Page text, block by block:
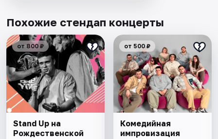
Похожие стендап концерты
от 800 ₽
Stand Up на
Рождественской
от 500 ₽
Комедийная
импровизация